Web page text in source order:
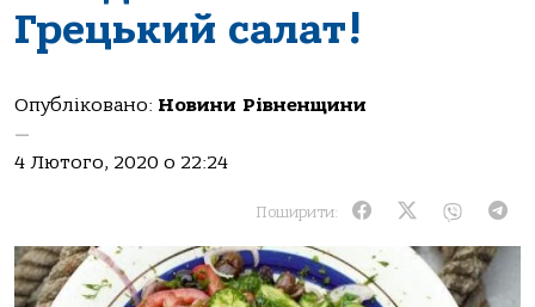
Грецький салат!
Опубліковано: Новини Рівненщини
—
4 Лютого, 2020 о 22:24
Поширити: